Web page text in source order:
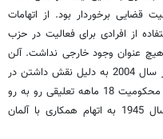
قضایی برخوردار بود. از اتهامات
از افرادی برای فعالیت در حزب
عنوان وجود خارجی نداشت. آلن
ژوپه نخست وزیر اسبق فرانسه نیز در دسامبر سال 2004 به دلیل نقش داشتن در
این فساد با محکومیت رو به رو شد. ژوپه با محکومیت 18 ماهه تعلیقی رو به رو
شد. مارشال پتن رهبر حکومت ویشی در سال 1945 به اتهام همکاری با آلمان